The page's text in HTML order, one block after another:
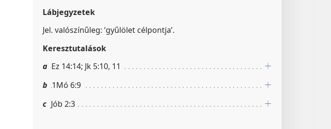
Lábjegyzetek
Jel. valószínűleg: ’gyűlölet célpontja’.
Keresztutalások
a Ez 14:14; Jk 5:10, 11
b 1Mó 6:9
c Jób 2:3